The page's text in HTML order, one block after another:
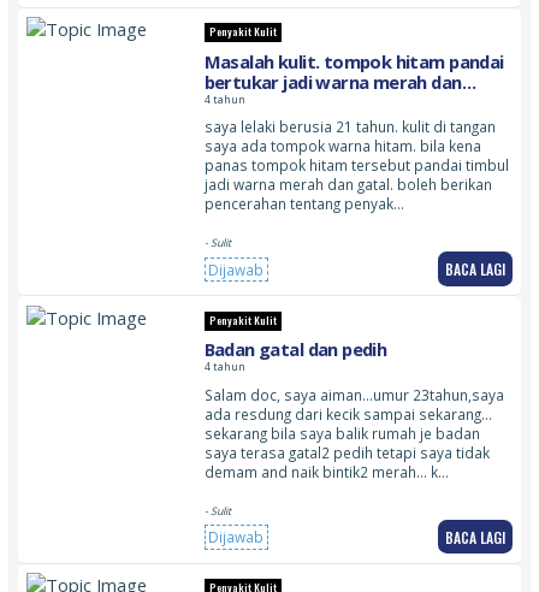
Penyakit Kulit
Masalah kulit. tompok hitam pandai
bertukar jadi warna merah dan
timbul. pandai terasa gatal
4 tahun
saya lelaki berusia 21 tahun. kulit di tangan
saya ada tompok warna hitam. bila kena
panas tompok hitam tersebut pandai timbul
jadi warna merah dan gatal. boleh berikan
pencerahan tentang penyak…
- Sulit
Dijawab BACA LAGI
Penyakit Kulit
Badan gatal dan pedih
4 tahun
Salam doc, saya aiman…umur 23tahun,saya
ada resdung dari kecik sampai sekarang…
sekarang bila saya balik rumah je badan
saya terasa gatal2 pedih tetapi saya tidak
demam and naik bintik2 merah… k…
- Sulit
Dijawab BACA LAGI
Penyakit Kulit